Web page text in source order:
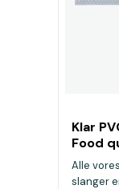
Klar
Food
Alle
slanger